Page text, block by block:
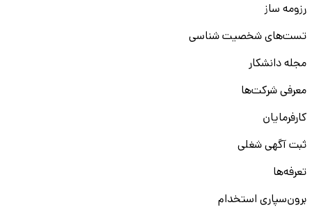
رزومه ساز
تست‌های شخصیت شناسی
مجله دانشکار
معرفی شرکت‌ها
کارفرمایان
ثبت آگهی شغلی
تعرفه‌ها
برون‌سپاری استخدام